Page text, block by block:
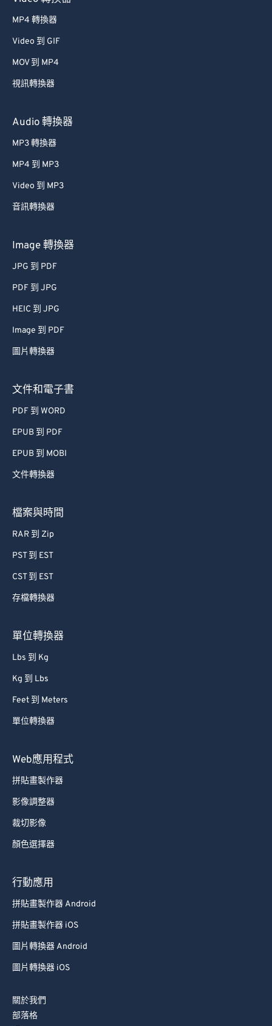
MP4 轉換器
Video 到 GIF
MOV 到 MP4
視訊轉換器
Audio 轉換器
MP3 轉換器
MP4 到 MP3
Video 到 MP3
音訊轉換器
Image 轉換器
JPG 到 PDF
PDF 到 JPG
HEIC 到 JPG
Image 到 PDF
圖片轉換器
文件和電子書
PDF 到 WORD
EPUB 到 PDF
EPUB 到 MOBI
文件轉換器
檔案與時間
RAR 到 Zip
PST 到 EST
CST 到 EST
存檔轉換器
單位轉換器
Lbs 到 Kg
Kg 到 Lbs
Feet 到 Meters
單位轉換器
Web應用程式
拼貼畫製作器
影像調整器
裁切影像
顏色選擇器
行動應用
拼貼畫製作器 Android
拼貼畫製作器 iOS
圖片轉換器 Android
圖片轉換器 iOS
關於我們
部落格